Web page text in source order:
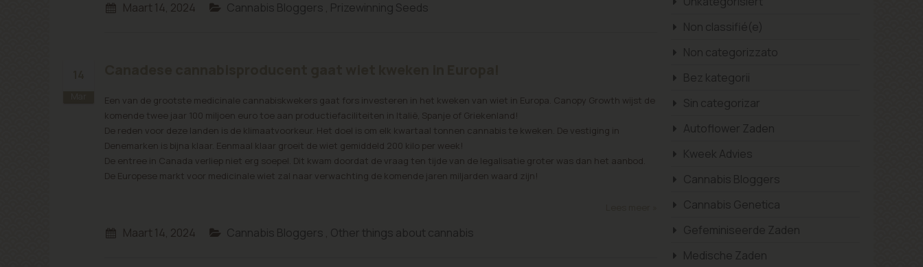
Maart 14, 2024 Cannabis Bloggers , Prizewinning Seeds
Een van de grootste medicinale cannabiskwekers gaat fors investeren in het kweken van wiet in Europa. Canopy Growth wijst de
komende twee jaar 100 miljoen euro toe aan productiefaciliteiten in Italië, Spanje of Griekenland!
De reden voor deze landen is de klimaatvoorkeur. Het doel is om elk kwartaal tonnen cannabis te kweken. De vestiging in
Denemarken is bijna klaar. Eenmaal klaar groeit de wiet gemiddeld 200 kilo per week!
De entree in Canada verliep niet erg soepel. Dit kwam doordat de vraag ten tijde van de legalisatie groter was dan het aanbod.
De Europese markt voor medicinale wiet zal naar verwachting de komende jaren miljarden waard zijn!
Maart 14, 2024 Cannabis Bloggers , Other things about cannabis
Non classifié(e)
Non categorizzato
Bez kategorii
Sin categorizar
Autoflower Zaden
Kweek Advies
Cannabis Bloggers
Cannabis Genetica
Gefeminiseerde Zaden
Medische Zaden